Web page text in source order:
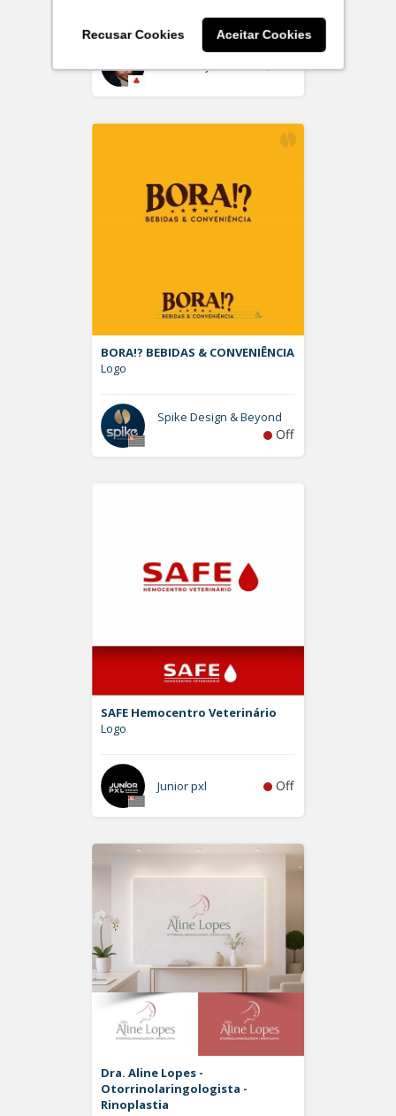
Recusar Cookies Aceitar Cookies
LucasMayerD Off
BORA!? BEBIDAS & CONVENIÊNCIA
Logo
Spike Design & Beyond
Off
SAFE Hemocentro Veterinário
Logo
Junior pxl Off
Dra. Aline Lopes -
Otorrinolaringologista -
Rinoplastia